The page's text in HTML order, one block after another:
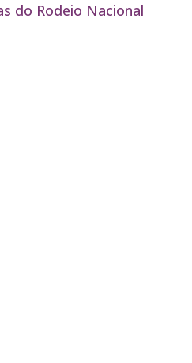
do Rodeio Nacional